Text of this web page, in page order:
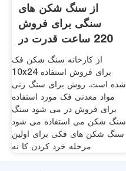
از سنگ شکن های
سنگی برای فروش
220 ساعت قدرت در
ایالات
از کارخانه سنگ شکن فک
10x24 برای فروش استفاده
شده است. روش برای سنگ زنی
مواد معدنی فک مورد استفاده
برای فروش در می شود سنگ
سنگ شکن می استفاده می شود
سنگ شکن های فکی برای اولین
مرحله خرد کردن کا نه